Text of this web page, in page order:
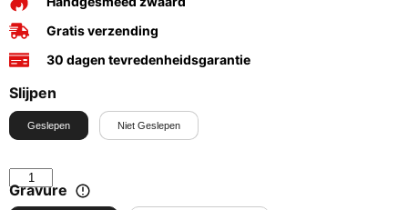
Gratis verzending
30 dagen tevredenheidsgarantie
Slijpen
Geslepen Niet Geslepen
Gravure